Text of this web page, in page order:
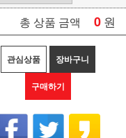
총 상품 금액 0 원
관심상품 장바구니
구매하기